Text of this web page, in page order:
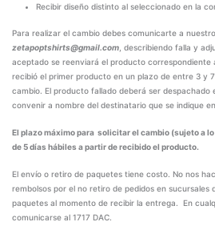
Recibir diseño distinto al seleccionado en la
Para realizar el cambio debes comunicarte a
zetapoptshirts@gmail.com , describiendo falla y
aceptado se reenviará el producto correspondiente
recibió el primer producto en un plazo de entre 3 y
cambio. El producto fallado deberá ser despachado
convenir a nombre del destinatario que se indique
El plazo máximo para solicitar el cambio (sujeto a
de 5 días hábiles a partir de recibido el producto.
El envío o retiro de paquetes tiene costo. No nos
rembolsos por el no retiro de pedidos en sucursales
paquetes al momento de recibir la entrega. En
comunicarse al 1717 DAC.